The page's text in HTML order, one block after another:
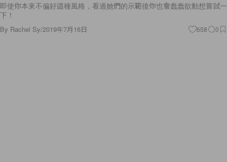
即使你本來不偏好這種風格，看過她們的示範後你也會蠢蠢欲動想嘗試一
下！
By Rachel Sy/2019年7月16日 658 0